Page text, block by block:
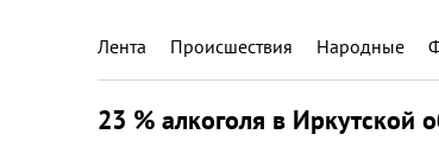
Лента Происшествия Народные
23 % алкоголя в Иркутской